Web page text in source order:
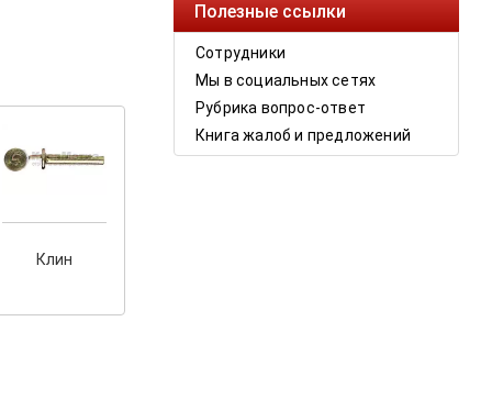
Полезные ссылки
Сотрудники
Мы в социальных сетях
Рубрика вопрос-ответ
Книга жалоб и предложений
Клин